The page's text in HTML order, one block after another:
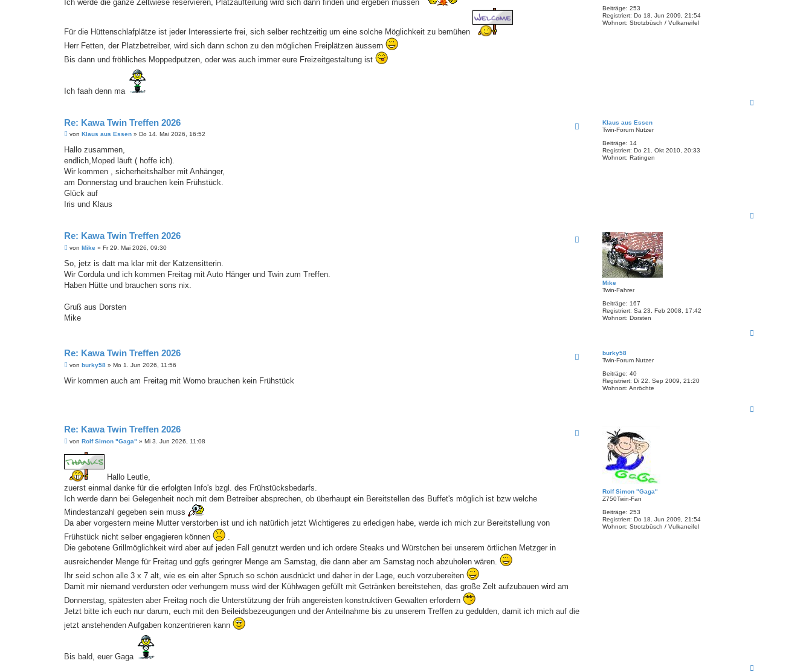
Beiträge: 253
Registriert: Do 18. Jun 2009, 21:54
Wohnort: Strotzbüsch / Vulkaneifel
Ich werde die ganze Zeltwiese reservieren, Platzaufteilung wird sich dann finden und ergeben müssen
Für die Hüttenschlafplätze ist jeder Interessierte frei, sich selber rechtzeitig um eine solche Möglichkeit zu bemühen
Herr Fetten, der Platzbetreiber, wird sich dann schon zu den möglichen Freiplätzen äussern
Bis dann und fröhliches Moppedputzen, oder was auch immer eure Freizeitgestaltung ist
Ich faah denn ma
Klaus aus Essen
Twin-Forum Nutzer
Beiträge: 14
Registriert: Do 21. Okt 2010, 20:33
Wohnort: Ratingen
Re: Kawa Twin Treffen 2026
B
i
r
a
von Klaus aus Essen » Do 14. Mai 2026, 16:52
Hallo zusammen,
endlich,Moped läuft ( hoffe ich).
Wir kommen , sicherheitshalber mit Anhänger,
am Donnerstag und brauchen kein Frühstück.
Glück auf
Iris und Klaus
Mike
Twin-Fahrer
Beiträge: 167
Registriert: Sa 23. Feb 2008, 17:42
Wohnort: Dorsten
Re: Kawa Twin Treffen 2026
B
i
r
a
von Mike » Fr 29. Mai 2026, 09:30
So, jetz is datt ma klar mit der Katzensitterin.
Wir Cordula und ich kommen Freitag mit Auto Hänger und Twin zum Treffen.
Haben Hütte und brauchen sons nix.
Gruß aus Dorsten
Mike
burky58
Twin-Forum Nutzer
Beiträge: 40
Registriert: Di 22. Sep 2009, 21:20
Wohnort: Anröchte
Re: Kawa Twin Treffen 2026
B
i
von burky58 » Mo 1. Jun 2026, 11:56
Wir kommen auch am Freitag mit Womo brauchen kein Frühstück
Rolf Simon "Gaga"
Z750Twin-Fan
Beiträge: 253
Registriert: Do 18. Jun 2009, 21:54
Wohnort: Strotzbüsch / Vulkaneifel
Re: Kawa Twin Treffen 2026
B
i
t
r
a
von Rolf Simon "Gaga" » Mi 3. Jun 2026, 11:08
Hallo Leutle,
zuerst einmal danke für die erfolgten Info's bzgl. des Frühstücksbedarfs.
Ich werde dann bei Gelegenheit noch mit dem Betreiber absprechen, ob überhaupt ein Bereitstellen des Buffet's möglich ist bzw welche
Mindestanzahl gegeben sein muss
Da aber vorgestern meine Mutter verstorben ist und ich natürlich jetzt Wichtigeres zu erledigen habe, werde ich mich zur Bereitstellung von
Frühstück nicht selber engagieren können
Die gebotene Grillmöglichkeit wird aber auf jeden Fall genutzt werden und ich ordere Steaks und Würstchen bei unserem örtlichen Metzger in
ausreichender Menge für Freitag und ggfs geringrer Menge am Samstag, die dann aber am Samstag noch abzuholen wären.
Ihr seid schon alle 3 x 7 alt, wie es ein alter Spruch so schön ausdrückt und daher in der Lage, euch vorzubereiten
Damit mir niemand verdursten oder verhungern muss wird der Kühlwagen gefüllt mit Getränken bereitstehen, das große Zelt aufzubauen wird am
Donnerstag, spätesten aber Freitag noch die Unterstützung der früh angereisten konstruktiven Gewalten erfordern
Jetzt bitte ich euch nur darum, euch mit den Beileidsbezeugungen und der Anteilnahme bis zu unserem Treffen zu gedulden, damit ich mich auf die
jetzt anstehenden Aufgaben konzentrieren kann
Bis bald, euer Gaga